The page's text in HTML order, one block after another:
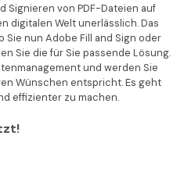
Signieren von PDF-Dateien auf
digitalen Welt unerlässlich. Das
Sie nun Adobe Fill and Sign oder
Sie die für Sie passende Lösung.
und werden Sie
Wünschen entspricht. Es geht
effizienter zu machen.